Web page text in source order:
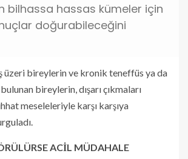
bilhassa hassas kümeler için
doğurabileceğini
üzeri bireylerin ve kronik teneffüs ya da
bireylerin, dışarı çıkmaları
meseleleriyle karşı karşıya
ACİL MÜDAHALE